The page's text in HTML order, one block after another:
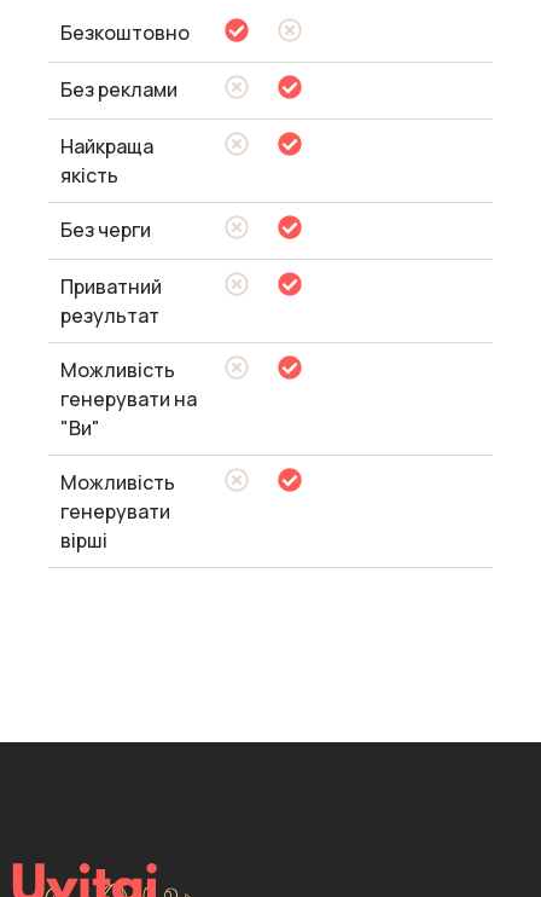
Безкоштовно
Без реклами
Найкраща
якість
Без черги
Приватний
результат
Можливість
генерувати на
"Ви"
Можливість
генерувати
вірші